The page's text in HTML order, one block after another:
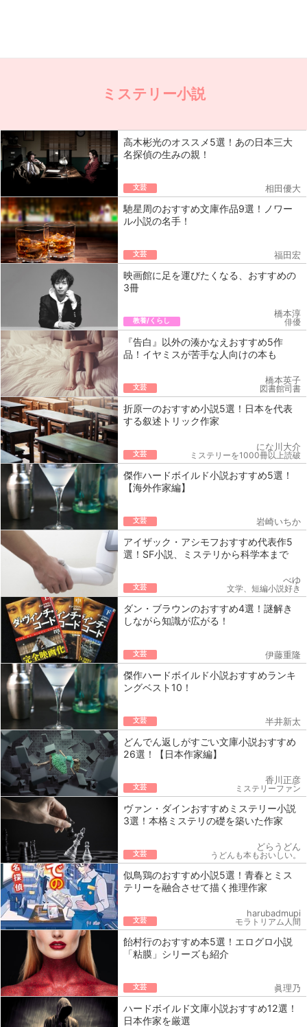
ミステリー小説
高木彬光のオススメ5選！あの日本三大
名探偵の生みの親！
文芸 相田優大
馳星周のおすすめ文庫作品9選！ノワー
ル小説の名手！
文芸 福田宏
映画館に足を運びたくなる、おすすめの
3冊
教養/くらし
橋本淳
俳優
『告白』以外の湊かなえおすすめ5作
品！イヤミスが苦手な人向けの本も
文芸
橋本英子
図書館司書
折原一のおすすめ小説5選！日本を代表
する叙述トリック作家
文芸
にな川大介
ミステリーを1000冊以上読破
傑作ハードボイルド小説おすすめ5選！
【海外作家編】
文芸 岩崎いちか
アイザック・アシモフおすすめ代表作5
選！SF小説、ミステリから科学本まで
文芸
べゆ
文学、短編小説好き
ダン・ブラウンのおすすめ4選！謎解き
しながら知識が広がる！
文芸 伊藤重隆
傑作ハードボイルド小説おすすめランキ
ングベスト10！
文芸 半井新太
どんでん返しがすごい文庫小説おすすめ
26選！【日本作家編】
文芸
香川正彦
ミステリーファン
ヴァン・ダインおすすめミステリー小説
3選！本格ミステリの礎を築いた作家
文芸
どらうどん
うどんも本もおいしい。
似鳥鶏のおすすめ小説5選！青春とミス
テリーを融合させて描く推理作家
文芸
harubadmupi
モラトリアム人間
飴村行のおすすめ本5選！エログロ小説
「粘膜」シリーズも紹介
文芸 眞理乃
ハードボイルド文庫小説おすすめ12選！
日本作家を厳選